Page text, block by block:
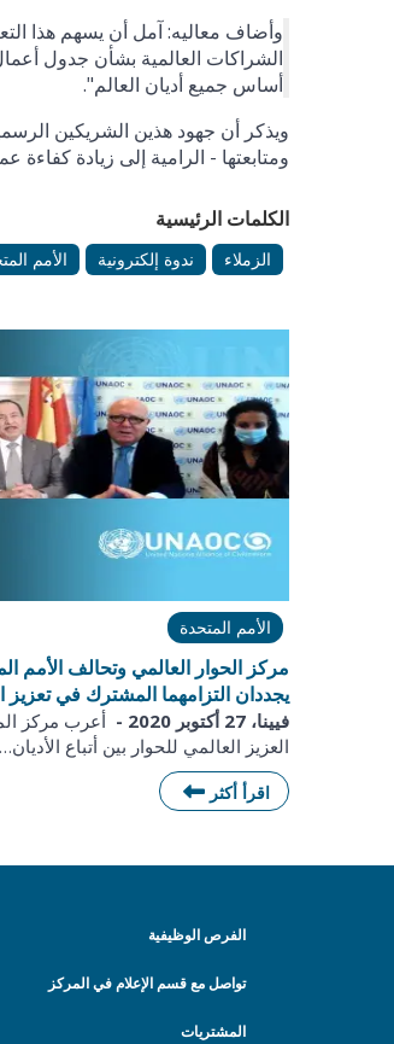
وأضاف معاليه: آمل أن يسهم هذا
أساس جميع أديان العالم".
ومتابعتها - الرامية إلى زيادة
الكلمات الرئيسية
الزملاء ندوة إلكترونية الأمم
الأمم المتحدة
مركز الحوار العالمي وتحالف الأمم
يجددان التزامهما المشترك في تعزيز
فيينا، 27 أكتوبر 2020 -
أعرب مركز
العزيز العالمي للحوار بين أتباع الأديان…
اقرأ أكثر
الفرص الوظيفية
تواصل مع قسم الإعلام في المركز
المشتريات